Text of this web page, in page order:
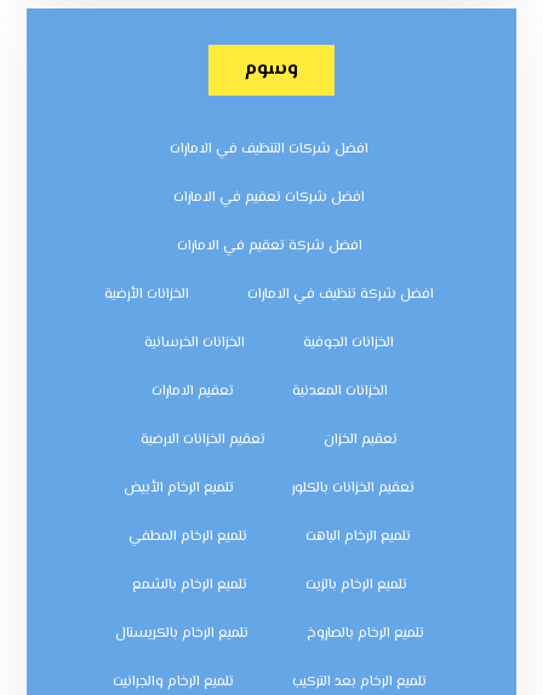
وسوم
افضل شركات التنظيف في الامارات
افضل شركات تعقيم في الامارات
افضل شركة تعقيم في الامارات
افضل شركة تنظيف في الامارات الخزانات الأرضية
الخزانات الجوفية الخزانات الخرسانية
الخزانات المعدنية تعقيم الامارات
تعقيم الخزان تعقيم الخزانات الارضية
تعقيم الخزانات بالكلور تلميع الرخام الأبيض
تلميع الرخام الباهت تلميع الرخام المطفي
تلميع الرخام بالزيت تلميع الرخام بالشمع
تلميع الرخام بالصاروخ تلميع الرخام بالكريستال
تلميع الرخام بعد التركيب تلميع الرخام والجرانيت